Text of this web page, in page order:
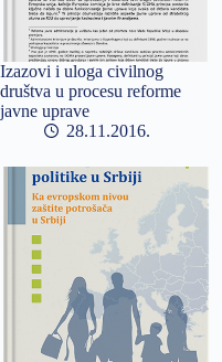
Izazovi i uloga civilnog
društva u procesu reforme
javne uprave
28.11.2016